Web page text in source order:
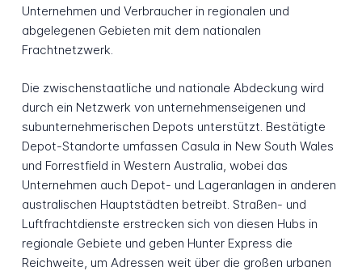
Unternehmen und Verbraucher in regionalen und
abgelegenen Gebieten mit dem nationalen
Frachtnetzwerk.
Die zwischenstaatliche und nationale Abdeckung wird
durch ein Netzwerk von unternehmenseigenen und
subunternehmerischen Depots unterstützt. Bestätigte
Depot-Standorte umfassen Casula in New South Wales
und Forrestfield in Western Australia, wobei das
Unternehmen auch Depot- und Lageranlagen in anderen
australischen Hauptstädten betreibt. Straßen- und
Luftfrachtdienste erstrecken sich von diesen Hubs in
regionale Gebiete und geben Hunter Express die
Reichweite, um Adressen weit über die großen urbanen